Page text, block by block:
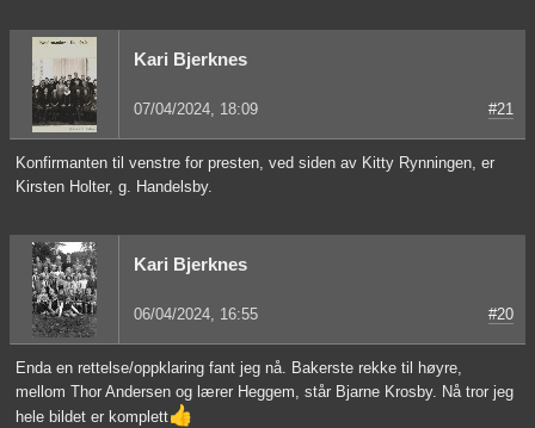
Kari Bjerknes
07/04/2024, 18:09 #21
Konfirmanten til venstre for presten, ved siden av Kitty Rynningen, er
Kirsten Holter, g. Handelsby.
Kari Bjerknes
06/04/2024, 16:55 #20
Enda en rettelse/oppklaring fant jeg nå. Bakerste rekke til høyre,
mellom Thor Andersen og lærer Heggem, står Bjarne Krosby. Nå tror jeg
hele bildet er komplett👍